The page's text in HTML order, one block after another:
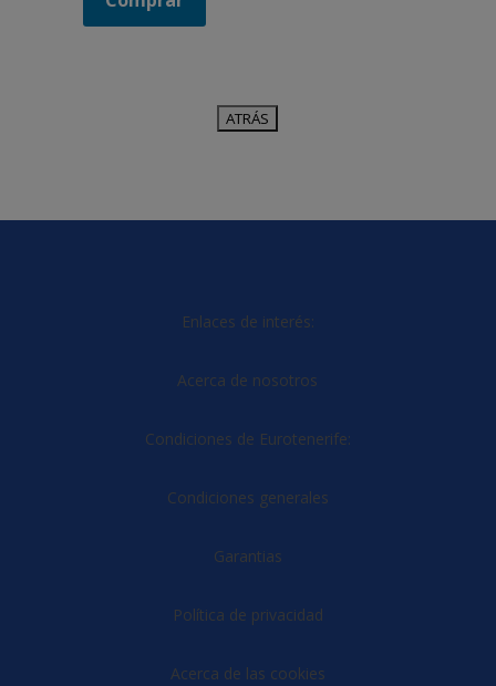
Enlaces de interés:
Acerca de nosotros
Condiciones de Eurotenerife:
Condiciones generales
Garantias
Política de privacidad
Acerca de las cookies